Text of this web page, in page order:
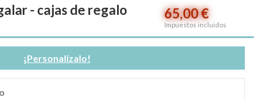
- cajas de regalo
65,00 €
Impuestos incluidos
¡Personalízalo!